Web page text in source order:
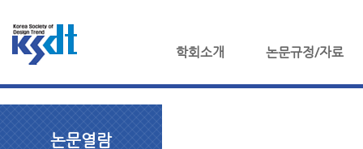
학회소개 논문규정/자료
논문열람